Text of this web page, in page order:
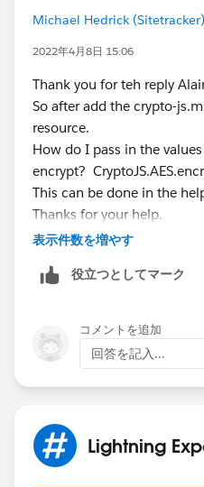
>
NL7Kuo4xT+gk= (
> decrypted:
Message (ok)
library/tools/locker-service-
Michael Hedrick (Sitetracker)
2022年4月8日 15:06
Thank you for teh reply
So after add the crypto-
resource.
How do I pass in the
encrypt?
This can be done in the
Thanks for your help.
P
表示件数を増やす
役立つとしてマーク
コメントを追加
回答を記入...
Lightning